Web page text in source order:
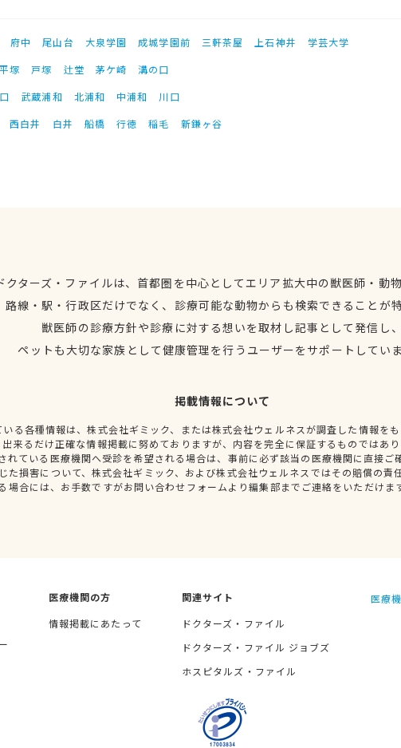
府中 尾山台 大泉学園 成城学園前 三軒茶屋 上石神井
学芸大学
平塚 戸塚 辻堂 茅ケ崎
溝の口
武蔵浦和 北浦和 中浦和
川口
西白井 白井 船橋 行徳 稲毛 新鎌ヶ谷
クターズ・ファイルは、首都圏を中心としてエリア拡大中の獣医師・動
路線・駅・行政区だけでなく、診療可能な動物からも検索できることが
獣医師の診療方針や診療に対する想いを取材し記事として発信し
ペットも大切な家族として健康管理を行うユーザーをサポートしてい
掲載情報について
いる各種情報は、株式会社ギミック、または株式会社ウェルネスが調査した情報を
出来るだけ正確な情報掲載に努めておりますが、内容を完全に保証するものではあ
れている医療機関へ受診を希望される場合は、事前に必ず該当の医療機関に直接ご
た損害について、株式会社ギミック、および株式会社ウェルネスではその賠償の責
場合には、お手数ですがお問い合わせフォームより編集部までご連絡をいただけま
医療機関の方
情報掲載にあたって
関連サイト
ドクターズ・ファイル
ドクターズ・ファイル ジョブズ
ホスピタルズ・ファイル
医療